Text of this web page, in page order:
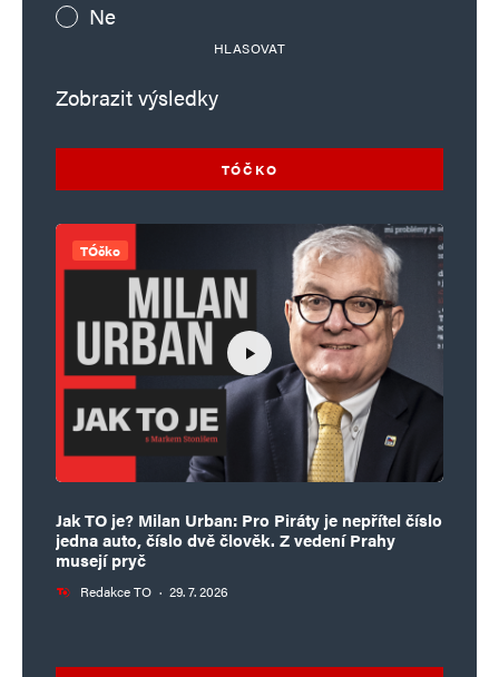
Ne
HLASOVAT
Zobrazit výsledky
TÓČKO
TÓčko
Jak TO je? Milan Urban: Pro Piráty je nepřítel číslo
jedna auto, číslo dvě člověk. Z vedení Prahy
musejí pryč
Redakce TO · 29. 7. 2026